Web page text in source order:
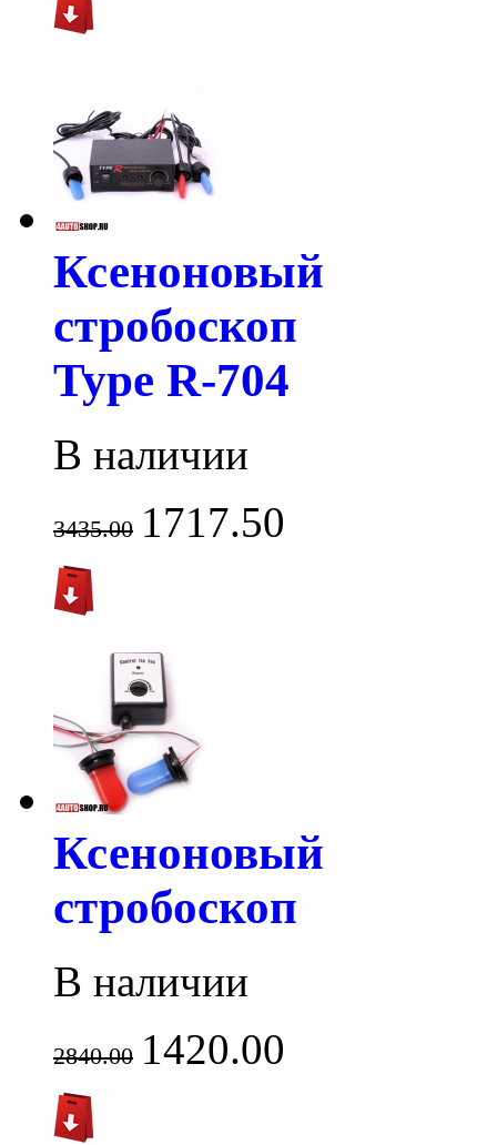
Ксеноновый
стробоскоп
Type R-704
В наличии
3435.00 1717.50
Ксеноновый
стробоскоп
В наличии
2840.00 1420.00